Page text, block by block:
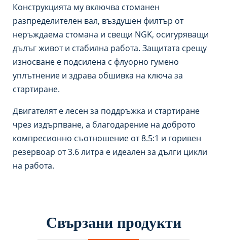
Конструкцията му включва стоманен
разпределителен вал, въздушен филтър от
неръждаема стомана и свещи NGK, осигуряващи
дълъг живот и стабилна работа. Защитата срещу
износване е подсилена с флуорно гумено
уплътнение и здрава обшивка на ключа за
стартиране.
Двигателят е лесен за поддръжка и стартиране
чрез издърпване, а благодарение на доброто
компресионно съотношение от 8.5:1 и горивен
резервоар от 3.6 литра е идеален за дълги цикли
на работа.
Свързани продукти